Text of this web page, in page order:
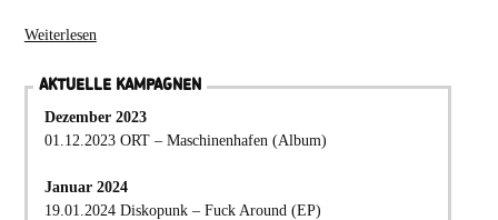
Weiterlesen
AKTUELLE KAMPAGNEN
Dezember 2023
01.12.2023 ORT – Maschinenhafen (Album)
Januar 2024
19.01.2024 Diskopunk – Fuck Around (EP)